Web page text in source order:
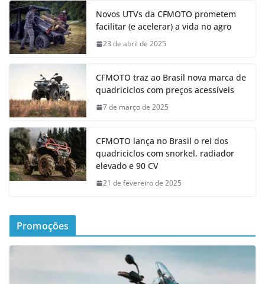
Novos UTVs da CFMOTO prometem
facilitar (e acelerar) a vida no agro
23 de abril de 2025
CFMOTO traz ao Brasil nova marca de
quadriciclos com preços acessíveis
7 de março de 2025
CFMOTO lança no Brasil o rei dos
quadriciclos com snorkel, radiador
elevado e 90 CV
21 de fevereiro de 2025
Promoções